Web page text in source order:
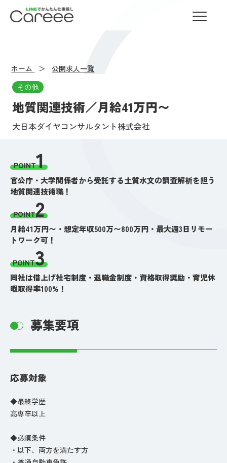
LINEでかんたん仕事探し Careee
ホーム
公開求人一覧
その他
地質関連技術／月給41万円〜
大日本ダイヤコンサルタント株式会社
POINT1
官公庁・大学関係者から受託する土質水文の調査解析を担う
地質関連技術職！
POINT2
月給41万円〜・想定年収500万〜800万円・最大週3日リモー
トワーク可！
POINT3
同社は借上げ社宅制度・退職金制度・資格取得奨励・育児休
暇取得率100%！
募集要項
応募対象
◆最終学歴
高専卒以上
◆必須条件
・以下、両方を満たす方